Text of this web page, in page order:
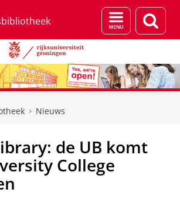
Menu
en
Nieuws
de UB komt
College